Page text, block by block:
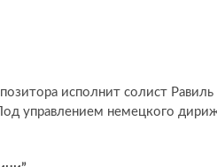
исполнит солист
управлением немецкого